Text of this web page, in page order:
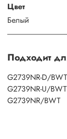
Цвет
Белый
Подходит
G2739NR-D/BWT
G2739NR-U/BWT
G2739NR/BWT